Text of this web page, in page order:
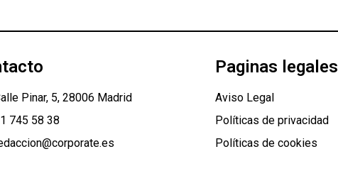
Pinar, 5, 28006 Madrid
745 58 38
Paginas legales
Aviso Legal
Políticas de privacidad
Políticas de cookies